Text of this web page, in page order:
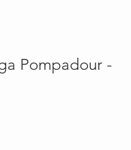
Pompadour -